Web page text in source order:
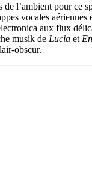
de l’ambient pour ce
vocales aériennes
aux flux
musik de Lucia et
obscur.